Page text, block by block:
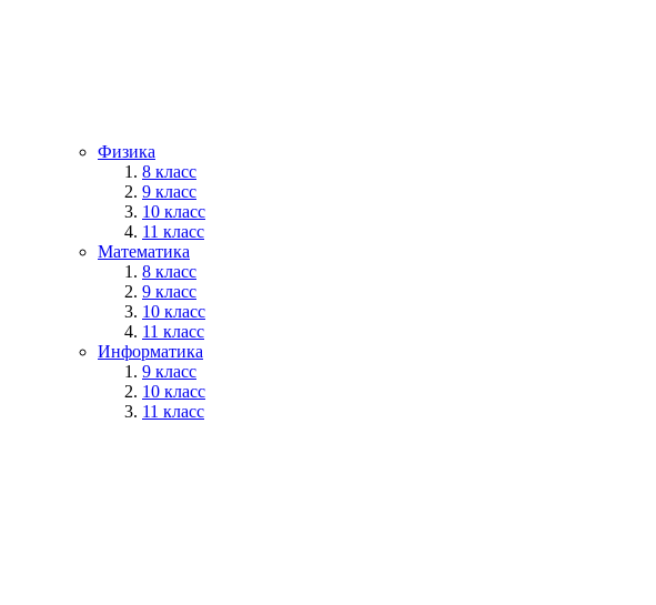
Физика
8 класс
9 класс
10 класс
11 класс
Математика
8 класс
9 класс
10 класс
11 класс
Информатика
9 класс
10 класс
11 класс